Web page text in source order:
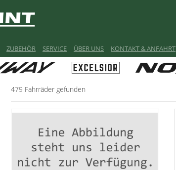
ZUBEHÖR SERVICE ÜBER UNS KONTAKT & ANFAHRT
479 Fahrräder gefunden